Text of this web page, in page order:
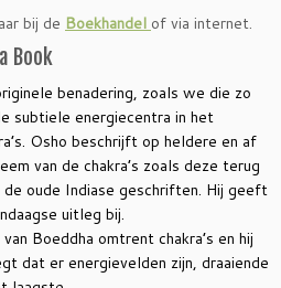
bij de Boekhandel of via internet.
Book
benadering, zoals we die zo
subtiele energiecentra in het
Osho beschrijft op heldere en af
van de chakra’s zoals deze terug
de oude Indiase geschriften. Hij geeft
uitleg bij.
Boeddha omtrent chakra’s en hij
dat er energievelden zijn, draaiende